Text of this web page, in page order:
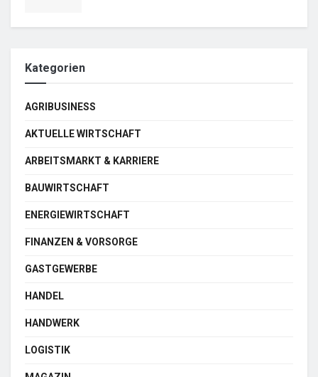
Kategorien
AGRIBUSINESS
AKTUELLE WIRTSCHAFT
ARBEITSMARKT & KARRIERE
BAUWIRTSCHAFT
ENERGIEWIRTSCHAFT
FINANZEN & VORSORGE
GASTGEWERBE
HANDEL
HANDWERK
LOGISTIK